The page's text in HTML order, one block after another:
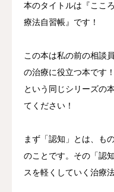
本のタイトルは『ここ
療法自習帳』です！
この本は私の前の相談
の治療に役立つ本です
という同じシリーズの
てください！
まず「認知」とは、も
のことです。その「認
スを軽くしていく治療